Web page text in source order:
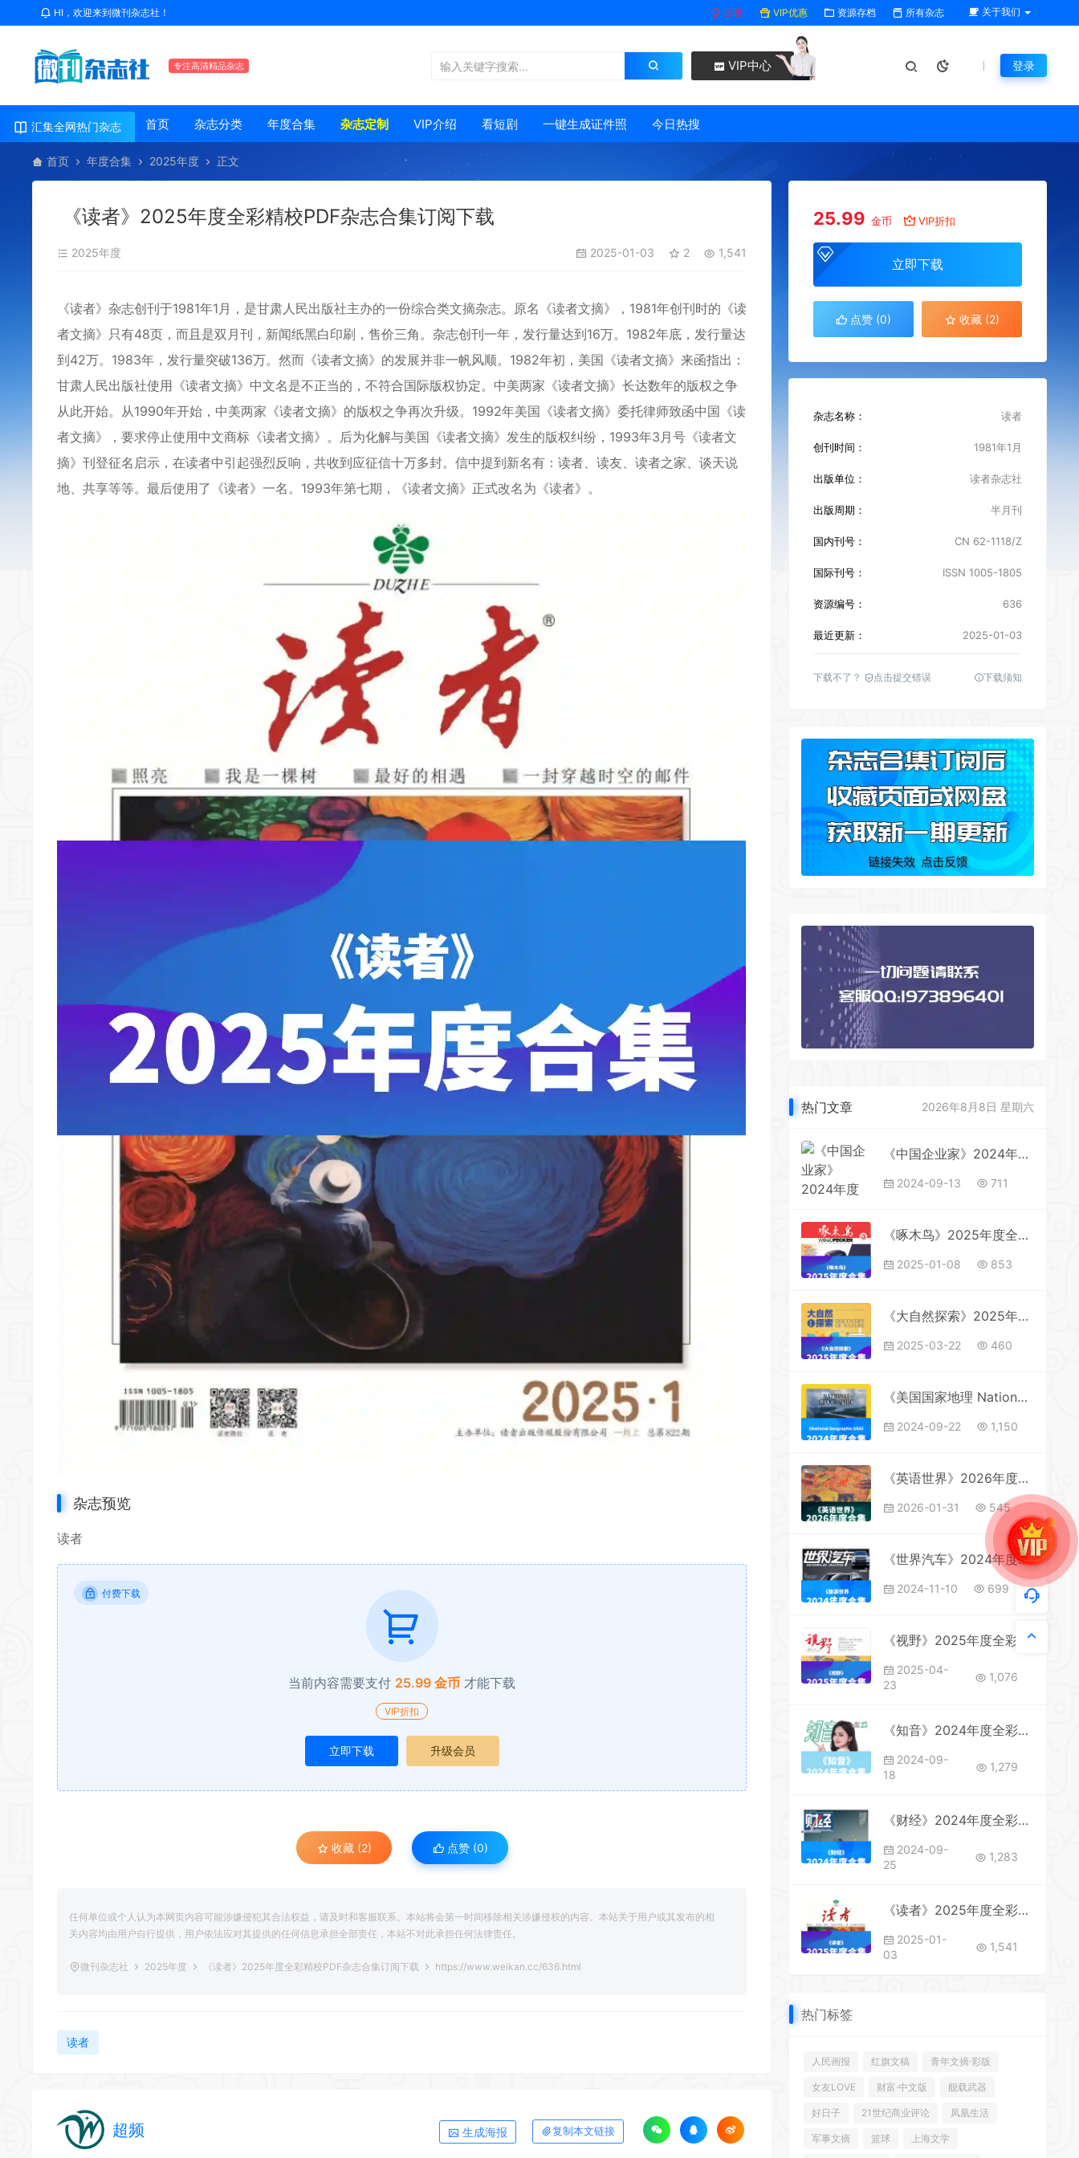
HI，欢迎来到微刊杂志社！ 公告 VIP优惠 资源存档 所有杂志 关于我们
专注高清精品杂志 VIP中心 登录
汇集全网热门杂志 首页 杂志分类 年度合集 杂志定制 VIP介绍 看短剧 一键生成证件照 今日热搜
首页 年度合集 2025年度 正文
《读者》2025年度全彩精校PDF杂志合集订阅下载
2025年度 2025-01-03 2 1,541
《读者》杂志创刊于1981年1月，是甘肃人民出版社主办的一份综合类文摘杂志。原名《读者文摘》，1981年创刊时的《读
者文摘》只有48页，而且是双月刊，新闻纸黑白印刷，售价三角。杂志创刊一年，发行量达到16万。1982年底，发行量达
到42万。1983年，发行量突破136万。然而《读者文摘》的发展并非一帆风顺。1982年初，美国《读者文摘》来函指出：
甘肃人民出版社使用《读者文摘》中文名是不正当的，不符合国际版权协定。中美两家《读者文摘》长达数年的版权之争
从此开始。从1990年开始，中美两家《读者文摘》的版权之争再次升级。1992年美国《读者文摘》委托律师致函中国《读
者文摘》，要求停止使用中文商标《读者文摘》。后为化解与美国《读者文摘》发生的版权纠纷，1993年3月号《读者文
摘》刊登征名启示，在读者中引起强烈反响，共收到应征信十万多封。信中提到新名有：读者、读友、读者之家、谈天说
地、共享等等。最后使用了《读者》一名。1993年第七期，《读者文摘》正式改名为《读者》。
杂志预览
读者
付费下载
当前内容需要支付 25.99 金币 才能下载
VIP折扣
立即下载 升级会员
收藏 (2) 点赞 (0)
任何单位或个人认为本网页内容可能涉嫌侵犯其合法权益，请及时和客服联系。本站将会第一时间移除相关涉嫌侵权的内容。本站关于用户或其发布的相
关内容均由用户自行提供，用户依法应对其提供的任何信息承担全部责任，本站不对此承担任何法律责任。
微刊杂志社 2025年度 《读者》2025年度全彩精校PDF杂志合集订阅下载 https://www.weikan.cc/636.html
读者
超频 生成海报 复制本文链接
25.99 金币 VIP折扣
立即下载
点赞 (0) 收藏 (2)
杂志名称： 读者
创刊时间： 1981年1月
出版单位： 读者杂志社
出版周期： 半月刊
国内刊号： CN 62-1118/Z
国际刊号： ISSN 1005-1805
资源编号： 636
最近更新： 2025-01-03
下载不了？ 点击提交错误 下载须知
热门文章 2026年8月8日 星期六
《中国企业家》2024年度全彩精校PDF杂志合集订阅下载
2024-09-13 711
《啄木鸟》2025年度全彩精校PDF杂志合集订阅下载
2025-01-08 853
《大自然探索》2025年度全彩精校PDF杂志合集订阅下载
2025-03-22 460
《美国国家地理 National Geographic USA》2024年度全彩精校PDF杂志合集订阅下载
2024-09-22 1,150
《英语世界》2026年度全彩精校PDF杂志合集订阅下载
2026-01-31 545
《世界汽车》2024年度全彩精校PDF杂志合集订阅下载
2024-11-10 699
《视野》2025年度全彩精校PDF杂志合集订阅下载
2025-04-
23
1,076
《知音》2024年度全彩精校PDF杂志合集订阅下载
2024-09-
18
1,279
《财经》2024年度全彩精校PDF杂志合集订阅下载
2024-09-
25
1,283
《读者》2025年度全彩精校PDF杂志合集订阅下载
2025-01-
03
1,541
热门标签
人民画报 红旗文稿 青年文摘·彩版
女友LOVE 财富·中文版 舰载武器
好日子 21世纪商业评论 凤凰生活
军事文摘 篮球 上海文学